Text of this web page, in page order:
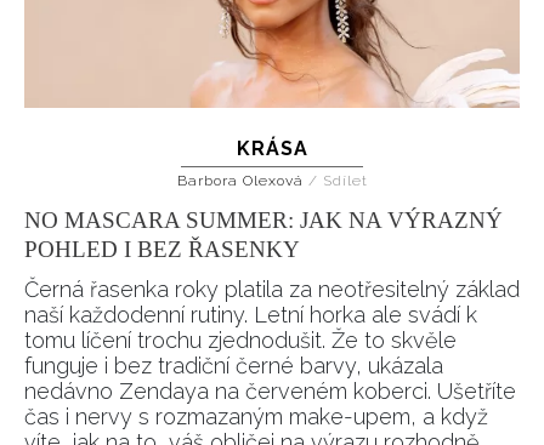
KRÁSA
Barbora Olexová / Sdílet
NO MASCARA SUMMER: JAK NA VÝRAZNÝ
POHLED I BEZ ŘASENKY
Černá řasenka roky platila za neotřesitelný základ
naší každodenní rutiny. Letní horka ale svádí k
tomu líčení trochu zjednodušit. Že to skvěle
funguje i bez tradiční černé barvy, ukázala
nedávno Zendaya na červeném koberci. Ušetříte
čas i nervy s rozmazaným make-upem, a když